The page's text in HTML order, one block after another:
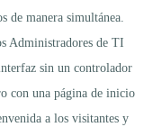
de manera simultánea.
Administradores de TI
sin un controlador
con una página de inicio
a los visitantes y